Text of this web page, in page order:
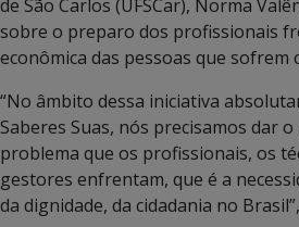
de São Carlos (UFSCar), Norma
sobre o preparo dos profissionais
econômica das pessoas que sofrem
“No âmbito dessa iniciativa
Saberes Suas, nós precisamos dar
problema que os profissionais, os
gestores enfrentam, que é a
da dignidade, da cidadania no